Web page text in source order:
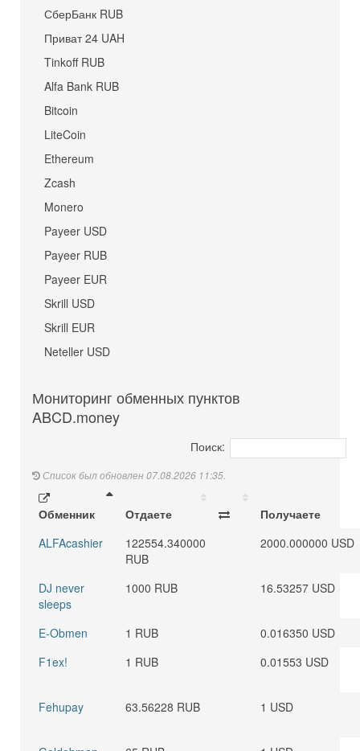
СберБанк RUB
Приват 24 UAH
Tinkoff RUB
Alfa Bank RUB
Bitcoin
LiteCoin
Ethereum
Zcash
Monero
Payeer USD
Payeer RUB
Payeer EUR
Skrill USD
Skrill EUR
Neteller USD
Мониторинг обменных пунктов
ABCD.money
Поиск:
Список был обновлен 07.08.2026 11:35.
Обменник Отдаете
Получаете
ALFAcashier
122554.340000
RUB
2000.000000 USD
DJ never
sleeps
1000 RUB 16.53257 USD
E-Obmen 1 RUB
0.016350 USD
F1ex!
1 RUB 0.01553 USD
Fehupay 63.56228 RUB 1 USD